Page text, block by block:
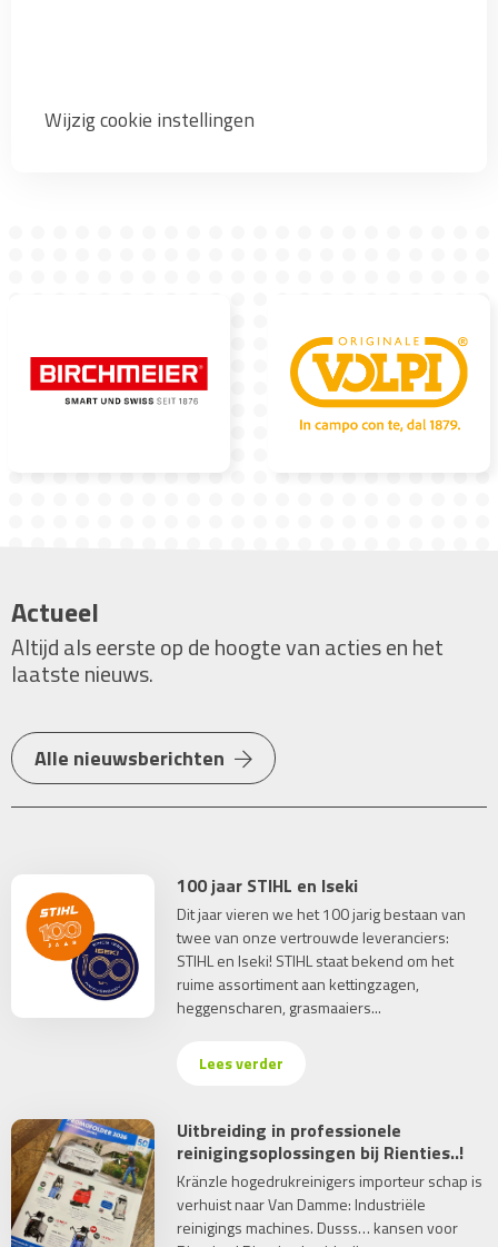
Wijzig cookie instellingen
Actueel
Altijd als eerste op de hoogte van acties en het
laatste nieuws.
Alle nieuwsberichten
100 jaar STIHL en Iseki
Dit jaar vieren we het 100 jarig bestaan van
twee van onze vertrouwde leveranciers:
STIHL en Iseki! STIHL staat bekend om het
ruime assortiment aan kettingzagen,
heggenscharen, grasmaaiers...
Lees verder
Uitbreiding in professionele
reinigingsoplossingen bij Rienties..!
Kränzle hogedrukreinigers importeur schap is
verhuist naar Van Damme: Industriële
reinigings machines. Dusss… kansen voor